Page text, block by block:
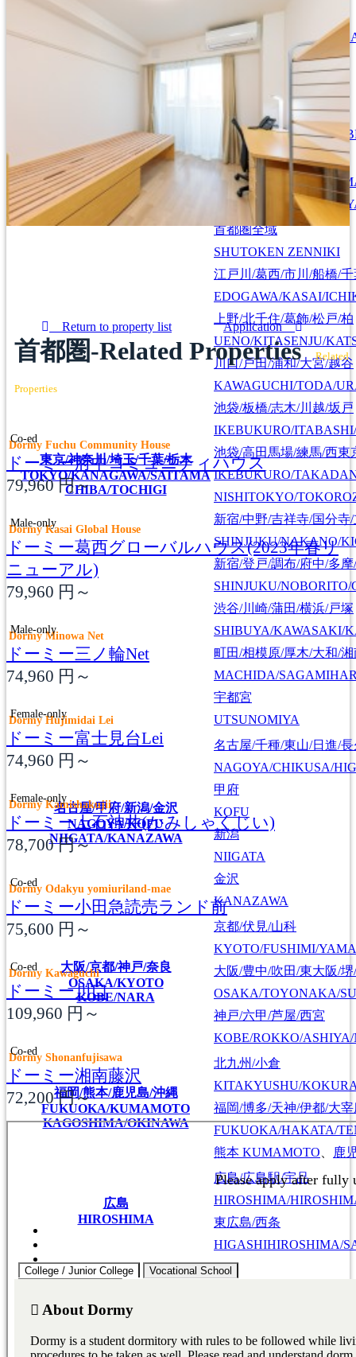
東広島/西条
HIGASHIHIROSHIMA/
HOKKAIDO/SAPPORO
札幌/江別/当別/千歳
SAPPORO/EBETSU/
仙台/青森/山形
SENDAI/AOMORI/YAMAGATA
仙台/泉/長町/宮城野
SENDAI/IZUMI/
弘前HIROSAKI 、山形
東京/神奈川/埼玉/千葉/栃木
TOKYO/KANAGAWA/SAITAMA
CHIBA/TOCHIGI
首都圏全域
SHUTOKEN ZENNIKI
江戸川/葛西/市川/船橋/千
EDOGAWA/KASAI/
上野/北千住/葛飾/松戸/柏
UENO/KITASENJU/
川口/戸田/浦和/大宮/越谷
KAWAGUCHI/TODA/
池袋/板橋/志木/川越/坂戸
IKEBUKURO/
池袋/高田馬場/練馬/西東
IKEBUKURO/
NISHITOKYO/
新宿/中野/吉祥寺/国分寺
SHINJUKU/NAKANO/
新宿/登戸/調布/府中/多
SHINJUKU/
渋谷/川崎/蒲田/横浜/戸塚
SHIBUYA/KAWASAKI/
町田/相模原/厚木/大和/湘
MACHIDA/
宇都宮
UTSUNOMIYA
名古屋/甲府/新潟/金沢
NAGOYA/KOFU
NIIGATA/KANAZAWA
名古屋/千種/東山/日進/
NAGOYA/CHIKUSA/
甲府
KOFU
新潟
NIIGATA
金沢
KANAZAWA
大阪/京都/神戸/奈良
OSAKA/KYOTO
KOBE/NARA
京都/伏見/山科
KYOTO/FUSHIMI/
大阪/豊中/吹田/東大阪/
OSAKA/TOYONAKA/
神戸/六甲/芦屋/西宮
KOBE/ROKKO/
福岡/熊本/鹿児島/沖縄
FUKUOKA/KUMAMOTO
KAGOSHIMA/OKINAWA
北九州/小倉
KITAKYUSHU/
福岡/博多/天神/伊都/大宰
FUKUOKA/HAKATA/
熊本 KUMAMOTO 鹿
広島
HIROSHIMA
広島/広島駅/宇品
HIROSHIMA/
東広島/西条
HIGASHIHIROSHIMA/
College / Junior College
Vocational School
東京料理大学（神楽板キャンパス）
東京/神奈川/埼玉
東京料理大学（神楽板キャンパス）
東京/神奈川/埼玉
Return to property list Application
首都圏-Related Properties Related
Properties
Co-ed
Dormy Fuchu Community House
ドーミー府中コミュニティハウス
79,960円～
Male-only
Dormy Kasai Global House
ドーミー葛西グローバルハウス(2023年春リ
ニューアル)
79,960 円～
Male-only
Dormy Minowa Net
ドーミー三ノ輪Net
74,960 円～
Female-only
Dormy Hujimidai Lei
ドーミー富士見台Lei
74,960 円～
Female-only
Dormy Kamishakujii
ドーミー上石神井(かみしゃくじい)
78,700円～
Co-ed
Dormy Odakyu yomiuriland-mae
ドーミー小田急読売ランド前
75,600 円～
Co-ed
Dormy Kawaguchi
ドーミー川口
109,960 円～
Co-ed
Dormy Shonanfujisawa
ドーミー湘南藤沢
72,200円～